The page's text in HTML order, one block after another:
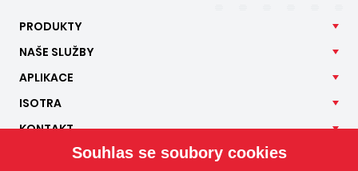
PRODUKTY
NAŠE SLUŽBY
APLIKACE
ISOTRA
KONTAKT
Souhlas se soubory cookies